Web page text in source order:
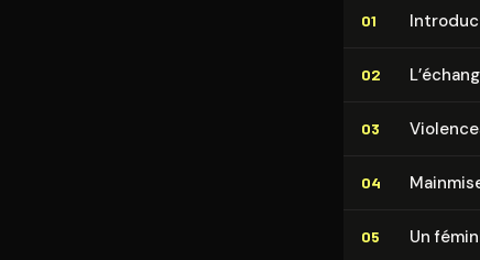
01
02
03
04
05 Un